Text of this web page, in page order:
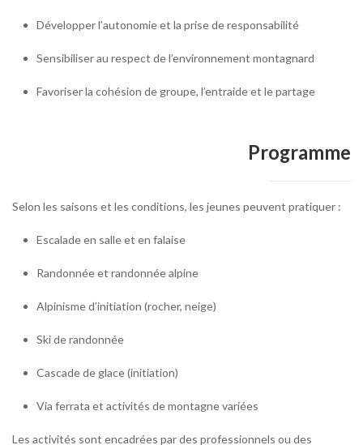
Développer l’autonomie et la prise de responsabilité
Sensibiliser au respect de l’environnement montagnard
Favoriser la cohésion de groupe, l’entraide et le partage
Programme
Selon les saisons et les conditions, les jeunes peuvent pratiquer :
Escalade en salle et en falaise
Randonnée et randonnée alpine
Alpinisme d’initiation (rocher, neige)
Ski de randonnée
Cascade de glace (initiation)
Via ferrata et activités de montagne variées
Les activités sont encadrées par des professionnels ou des